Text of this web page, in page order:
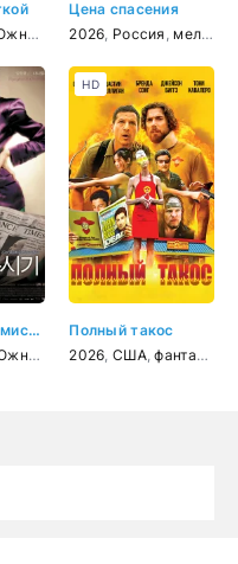
,детективдрама
Цена спасения
2026 Россия мелодрама
,драма криминал
Соблазнение мистера Совершенство
мелодрама,комедия
Полный такос
2026 США,фантастика
HD